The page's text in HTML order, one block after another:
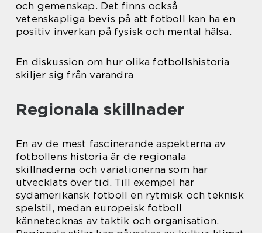
och gemenskap. Det finns också
vetenskapliga bevis på att fotboll kan ha en
positiv inverkan på fysisk och mental hälsa.
En diskussion om hur olika fotbollshistoria
skiljer sig från varandra
Regionala skillnader
En av de mest fascinerande aspekterna av
fotbollens historia är de regionala
skillnaderna och variationerna som har
utvecklats över tid. Till exempel har
sydamerikansk fotboll en rytmisk och teknisk
spelstil, medan europeisk fotboll
kännetecknas av taktik och organisation.